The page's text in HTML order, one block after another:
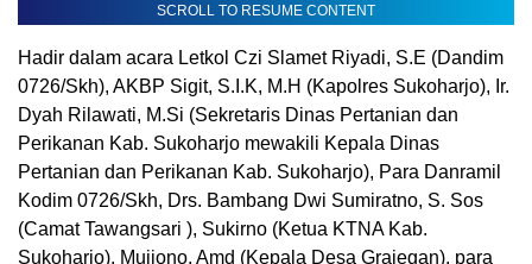
SCROLL TO RESUME CONTENT
Hadir dalam acara Letkol Czi Slamet Riyadi, S.E (Dandim
0726/Skh), AKBP Sigit, S.I.K, M.H (Kapolres Sukoharjo), Ir.
Dyah Rilawati, M.Si (Sekretaris Dinas Pertanian dan
Perikanan Kab. Sukoharjo mewakili Kepala Dinas
Pertanian dan Perikanan Kab. Sukoharjo), Para Danramil
Kodim 0726/Skh, Drs. Bambang Dwi Sumiratno, S. Sos
(Camat Tawangsari ), Sukirno (Ketua KTNA Kab.
Sukoharjo), Mujiono, Amd (Kepala Desa Grajegan), para